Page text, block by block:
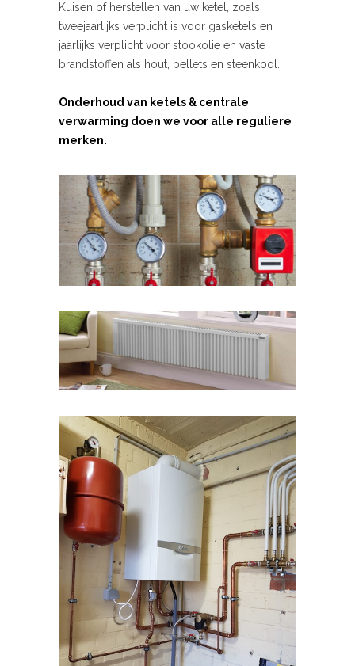
Kuisen of herstellen van uw ketel, zoals
tweejaarlijks verplicht is voor gasketels en
jaarlijks verplicht voor stookolie en vaste
brandstoffen als hout, pellets en steenkool.
Onderhoud van ketels & centrale
verwarming doen we voor alle reguliere
merken.